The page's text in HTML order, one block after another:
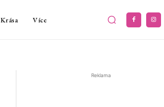
Krása Více
Reklama